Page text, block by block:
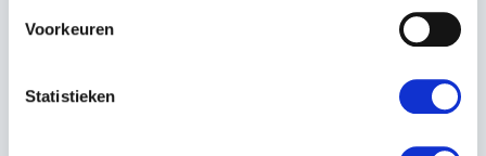
Voorkeuren
Statistieken
solide, onderhoudsvriendelijke
zitmaaier zoeken zonder overbodige elektronica.
Meegeleverd / klaar voor gebruik